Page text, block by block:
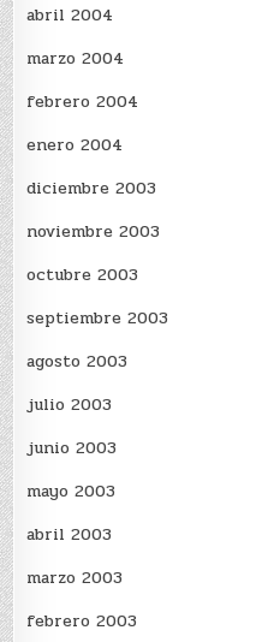
abril 2004
marzo 2004
febrero 2004
enero 2004
diciembre 2003
noviembre 2003
octubre 2003
septiembre 2003
agosto 2003
julio 2003
junio 2003
mayo 2003
abril 2003
marzo 2003
febrero 2003